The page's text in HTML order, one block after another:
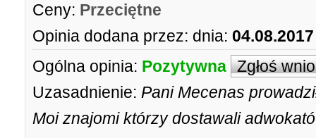
Ceny: Przeciętne
Opinia dodana przez: dnia:
Ogólna opinia: Pozytywna Zgłoś
Uzasadnienie: Pani Mecenas
Moi znajomi którzy dostawali